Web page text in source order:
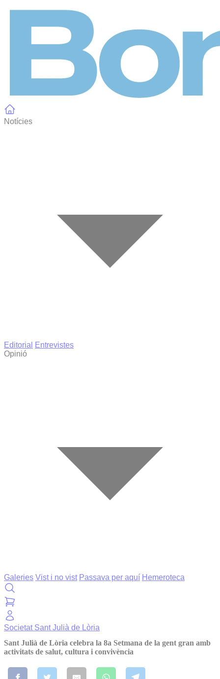
Notícies
Editorial
Entrevistes
Opinió
Galeries Vist i no vist Passava per aquí Hemeroteca
Societat Sant Julià de Lòria
Sant Julià de Lòria celebra la 8a Setmana de la gent gran amb
activitats de salut, cultura i convivència